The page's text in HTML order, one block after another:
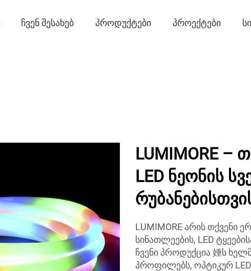
ᲩᲕᲔᲜ ᲨᲔᲡᲐᲮᲔᲑ ᲞᲠᲝᲓᲣᲥᲢᲔᲑᲘ ᲞᲠᲝᲔᲥᲢᲔᲑᲘ
LUMIMORE –
LED ნეონის
LUMIMORE არის თქვენი
სინათლეების, LED
ჩვენი პროდუქცია 娷ს
პროფილებს, ოპტიკურ